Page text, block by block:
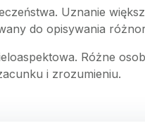
Uznanie
do opisywania
Różne
i zrozumieniu.